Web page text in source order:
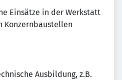
Einsätze in der Werkstatt
Konzernbaustellen
Ausbildung, z.B.